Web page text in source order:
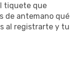
tiquete que
de antemano qué
al registrarte y tu